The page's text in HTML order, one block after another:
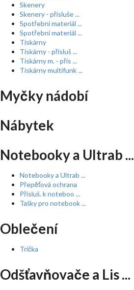
Skenery
Skenery - přísluše ...
Spotřební materiál ...
Spotřební materiál ...
Tiskárny
Tiskárny - přísluš ...
Tiskárny m. - přís ...
Tiskárny multifunk ...
Myčky nádobí
Nábytek
Notebooky a Ultrab ...
Notebooky a Ultrab ...
Přepěťová ochrana
Přísluš. k noteboo ...
Tašky pro notebook ...
Oblečení
Trička
Odšťavňovače a Lis ...